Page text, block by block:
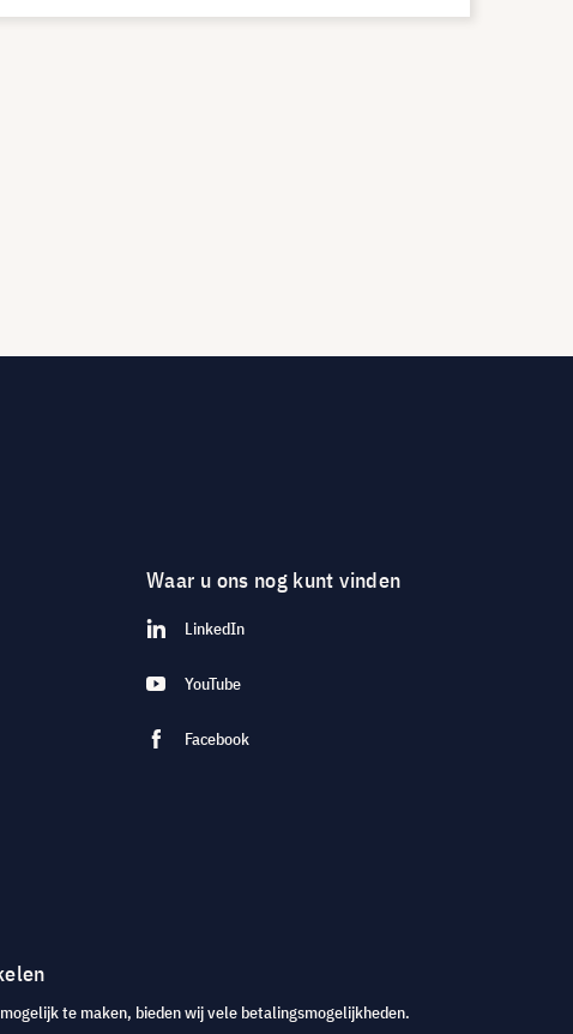
Waar u ons nog kunt vinden
LinkedIn
YouTube
Facebook
te maken, bieden wij vele betalingsmogelijkheden.